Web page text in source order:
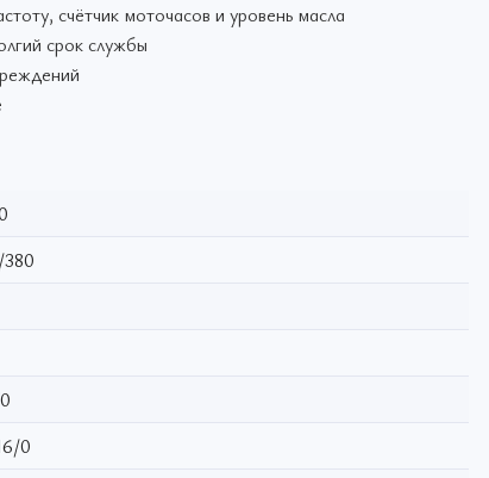
счётчик моточасов и уровень масла
срок службы
0